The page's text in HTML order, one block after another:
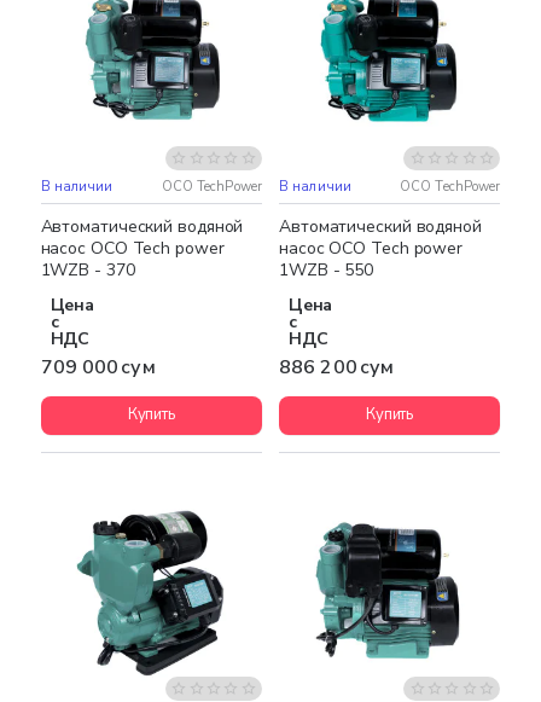
НОВИНКА
В наличии OCO TechPower
Автоматический водяной
насос OCO Tech power
1WZB - 370
Цена
с
НДС
709 000 сум
Купить
НОВИНКА
В наличии OCO TechPower
Автоматический водяной
насос OCO Tech power
1WZB - 550
Цена
с
НДС
886 200 сум
Купить